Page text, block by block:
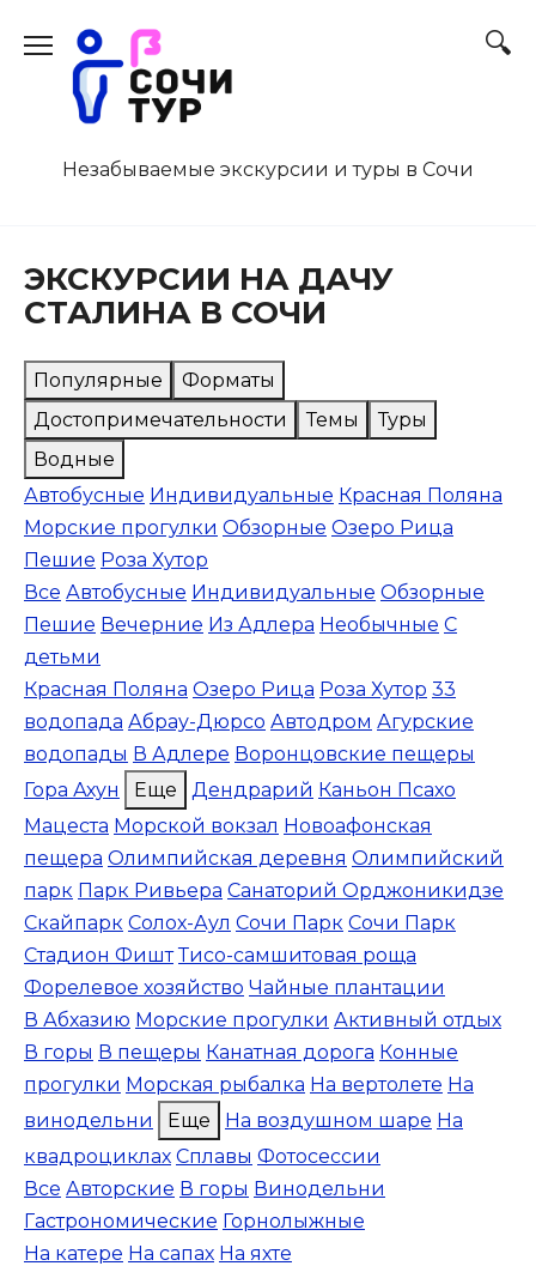
содержанию
Незабываемые экскурсии и туры в Сочи
ЭКСКУРСИИ НА ДАЧУ
СТАЛИНА В СОЧИ
Популярные
Форматы
Достопримечательности
Темы
Туры
Водные
Автобусные Индивидуальные Красная Поляна
Морские прогулки Обзорные Озеро Рица
Пешие Роза Хутор
Все Автобусные Индивидуальные Обзорные
Пешие Вечерние Из Адлера Необычные С
детьми
Красная Поляна Озеро Рица Роза Хутор 33
водопада Абрау-Дюрсо Автодром Агурские
водопады В Адлере Воронцовские пещеры
Гора Ахун
Еще Дендрарий Каньон Псахо
Мацеста Морской вокзал Новоафонская
пещера Олимпийская деревня Олимпийский
парк Парк Ривьера Санаторий Орджоникидзе
Скайпарк Солох-Аул Сочи Парк Сочи Парк
Стадион Фишт Тисо-самшитовая роща
Форелевое хозяйство Чайные плантации
В Абхазию Морские прогулки Активный отдых
В горы В пещеры Канатная дорога Конные
прогулки Морская рыбалка На вертолете На
винодельни
Еще На воздушном шаре На
квадроциклах Сплавы Фотосессии
Все Авторские В горы Винодельни
Гастрономические Горнолыжные
На катере На сапах На яхте